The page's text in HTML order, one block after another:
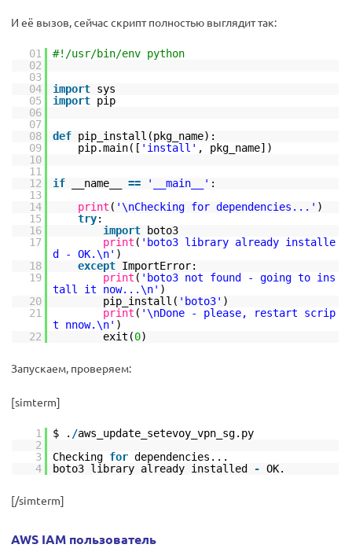
И её вызов, сейчас скрипт полностью выглядит так:
01
#!/usr/bin/env python
02
03
04
import sys
05
import pip
06
07
08
def pip_install(pkg_name):
09
pip.main([ 'install' , pkg_name])
10
11
12
if __name__ == '__main__' :
13
14
print ( '\nChecking for dependencies...' )
15
try:
16
import
boto3
17
print ( 'boto3 library already installe
d - OK.\n' )
18
except ImportError:
19
print ( 'boto3 not found - going to ins
tall it now...\n' )
20
pip_install( 'boto3' )
21
print ( '\nDone - please, restart scrip
t nnow.\n' )
22
exit(0)
Запускаем, проверяем:
[simterm]
1 $ . /aws_update_setevoy_vpn_sg.py
2
3
Checking for dependencies...
4
boto3 library already installed - OK.
[/simterm]
AWS IAM пользователь